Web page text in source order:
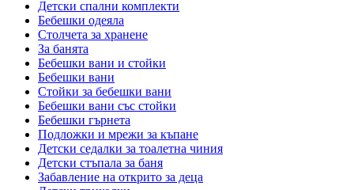
Детски спални комплекти
Бебешки одеяла
Столчета за хранене
За банята
Бебешки вани и стойки
Бебешки вани
Стойки за бебешки вани
Бебешки вани със стойки
Бебешки гърнета
Подложки и мрежи за къпане
Детски седалки за тоалетна чиния
Детски стъпала за баня
Забавление на открито за деца